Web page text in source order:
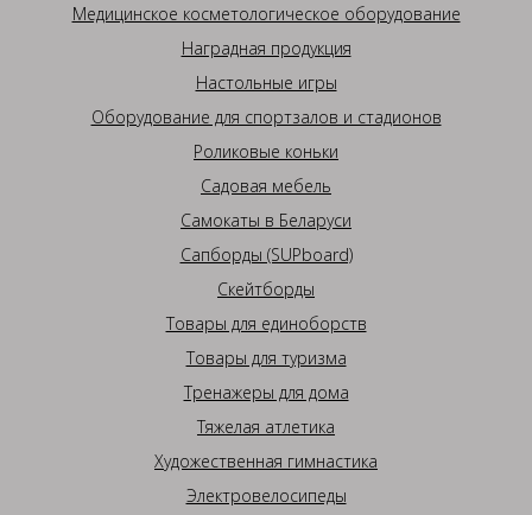
Медицинское косметологическое оборудование
Наградная продукция
Настольные игры
Оборудование для спортзалов и стадионов
Роликовые коньки
Садовая мебель
Самокаты в Беларуси
Сапборды (SUPboard)
Скейтборды
Товары для единоборств
Товары для туризма
Тренажеры для дома
Тяжелая атлетика
Художественная гимнастика
Электровелосипеды